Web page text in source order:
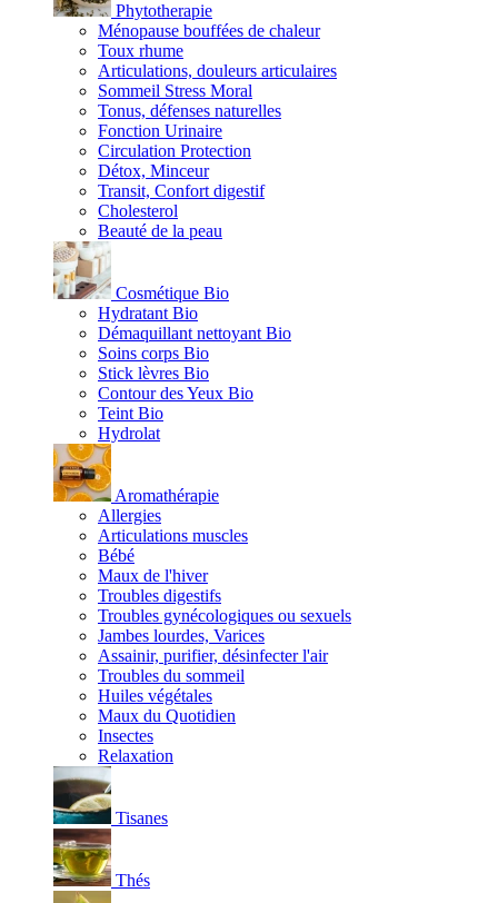
Phytotherapie
Ménopause bouffées de chaleur
Toux rhume
Articulations, douleurs articulaires
Sommeil Stress Moral
Tonus, défenses naturelles
Fonction Urinaire
Circulation Protection
Détox, Minceur
Transit, Confort digestif
Cholesterol
Beauté de la peau
Cosmétique Bio
Hydratant Bio
Démaquillant nettoyant Bio
Soins corps Bio
Stick lèvres Bio
Contour des Yeux Bio
Teint Bio
Hydrolat
Aromathérapie
Allergies
Articulations muscles
Bébé
Maux de l'hiver
Troubles digestifs
Troubles gynécologiques ou sexuels
Jambes lourdes, Varices
Assainir, purifier, désinfecter l'air
Troubles du sommeil
Huiles végétales
Maux du Quotidien
Insectes
Relaxation
Tisanes
Thés